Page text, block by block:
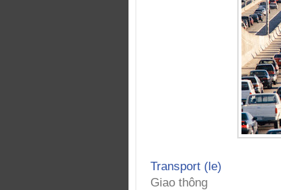
Transport (le)
Giao thông